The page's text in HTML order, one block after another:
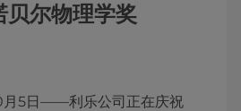
贝尔物理学奖
5日——利乐公司正在庆祝